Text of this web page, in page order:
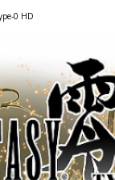
0 HD